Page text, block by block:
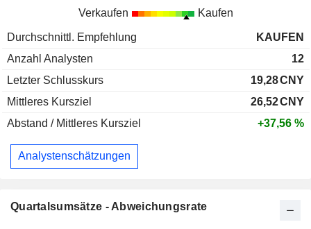
Verkaufen Kaufen
Durchschnittl. Empfehlung
KAUFEN
Anzahl Analysten
12
Letzter Schlusskurs
19,28CNY
Mittleres Kursziel
26,52CNY
Abstand / Mittleres Kursziel
+37,56 %
Analystenschätzungen
Quartalsumsätze - Abweichungsrate